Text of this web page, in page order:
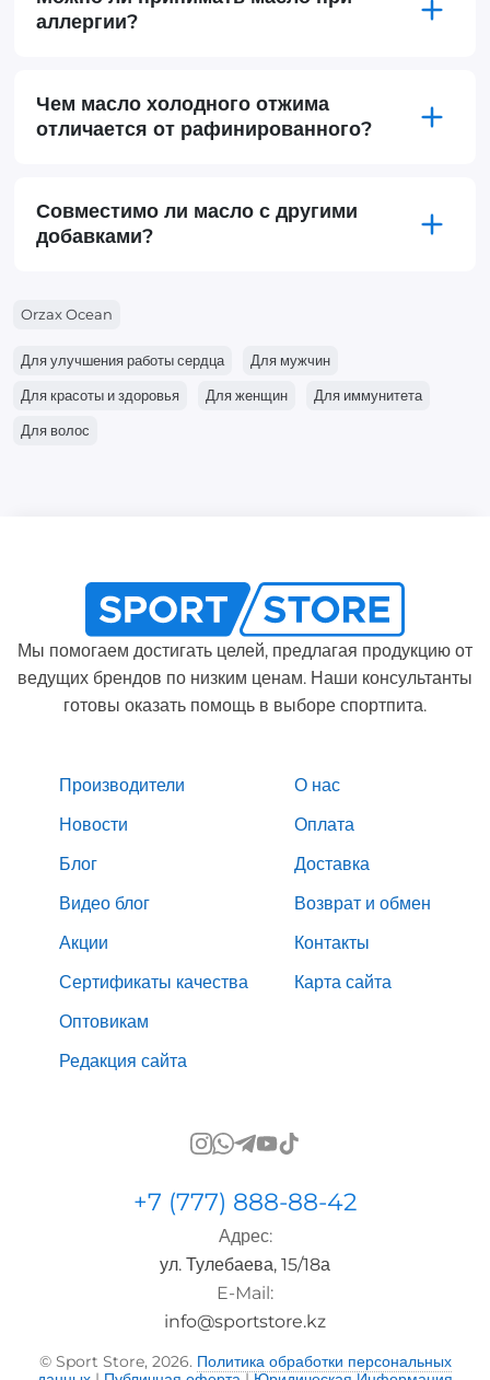
аллергии?
Чем масло холодного отжима
отличается от рафинированного?
Совместимо ли масло с другими
добавками?
Orzax Ocean
Для улучшения работы сердца
Для мужчин
Для красоты и здоровья
Для женщин
Для иммунитета
Для волос
Мы помогаем достигать целей, предлагая продукцию от
ведущих брендов по низким ценам. Наши консультанты
готовы оказать помощь в выборе спортпита.
Производители
Новости
Блог
Видео блог
Акции
Сертификаты качества
Оптовикам
Редакция сайта
О нас
Оплата
Доставка
Возврат и обмен
Контакты
Карта сайта
+7 (777) 888-88-42
Адрес:
ул. Тулебаева, 15/18а
E-Mail:
info@sportstore.kz
© Sport Store, 2026. Политика обработки персональных